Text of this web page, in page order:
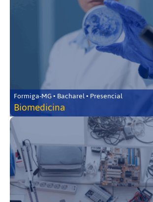
Formiga-MG • Bacharel • Presencial
Biomedicina